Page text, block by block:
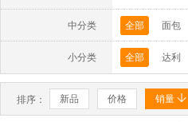
中分类 全部 面包
小分类 全部 达利
排序： 新品 价格 销量 